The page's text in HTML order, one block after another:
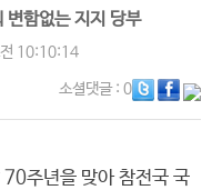
변함없는 지지 당부
10:10:14
소셜댓글: 0
주년을 맞아 참전국 국